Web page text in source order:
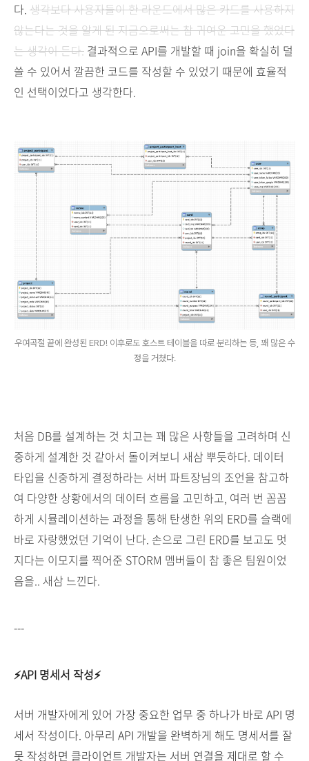
다. 생각보다 사용자들이 한 라운드에서 많은 카드를 사용하지
않는다는 것을 알게 된 지금으로써는 참 귀여운 고민을 했었다
는 생각이 든다. 결과적으로 API를 개발할 때 join을 확실히 덜
쓸 수 있어서 깔끔한 코드를 작성할 수 있었기 때문에 효율적
인 선택이었다고 생각한다.
우여곡절 끝에 완성된 ERD! 이후로도 호스트 테이블을 따로 분리하는 등, 꽤 많은 수
정을 거쳤다.
처음 DB를 설계하는 것 치고는 꽤 많은 사항들을 고려하며 신
중하게 설계한 것 같아서 돌이켜보니 새삼 뿌듯하다. 데이터
타입을 신중하게 결정하라는 서버 파트장님의 조언을 참고하
여 다양한 상황에서의 데이터 흐름을 고민하고, 여러 번 꼼꼼
하게 시뮬레이션하는 과정을 통해 탄생한 위의 ERD를 슬랙에
바로 자랑했었던 기억이 난다. 손으로 그린 ERD를 보고도 멋
지다는 이모지를 찍어준 STORM 멤버들이 참 좋은 팀원이었
음을.. 새삼 느낀다.
---
⚡API 명세서 작성⚡
서버 개발자에게 있어 가장 중요한 업무 중 하나가 바로 API 명
세서 작성이다. 아무리 API 개발을 완벽하게 해도 명세서를 잘
못 작성하면 클라이언트 개발자는 서버 연결을 제대로 할 수